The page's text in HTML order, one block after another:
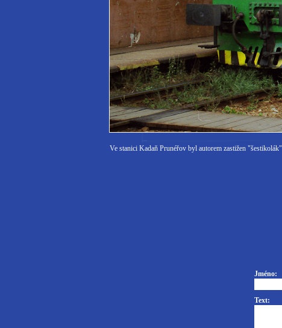
Ve stanici Kadaň Prunéřov byl autorem zastižen "šestikolák"
Jméno:
Text: